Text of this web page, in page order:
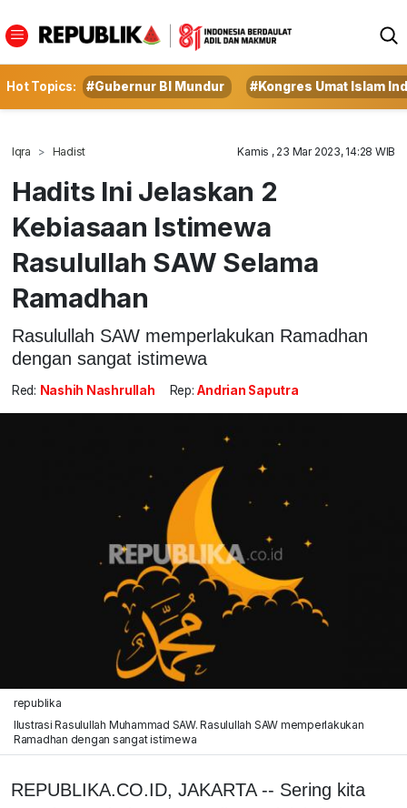
Hot Topics: #Gubernur BI Mundur #Kongres Umat Islam
Iqra Hadist Kamis , 23 Mar 2023, 14:28 WIB
Hadits Ini Jelaskan 2
Kebiasaan Istimewa
Rasulullah SAW Selama
Ramadhan
Rasulullah SAW memperlakukan Ramadhan
dengan sangat istimewa
Red: Nashih Nashrullah Rep: Andrian Saputra
republika
Ilustrasi Rasulullah Muhammad SAW. Rasulullah SAW memperlakukan
Ramadhan dengan sangat istimewa
REPUBLIKA.CO.ID, JAKARTA -- Sering kita